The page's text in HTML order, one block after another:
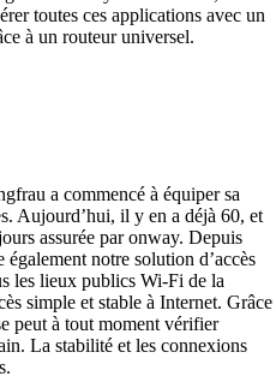
access WLAN la plus
plus de 100 entreprises.
vous gérez tous vos
toutes ces applications avec un
à un routeur universel.
a commencé à équiper sa
Aujourd’hui, il y en a déjà 60, et
assurée par onway. Depuis
également notre solution d’accès
les lieux publics Wi-Fi de la
simple et stable à Internet. Grâce
peut à tout moment vérifier
La stabilité et les connexions